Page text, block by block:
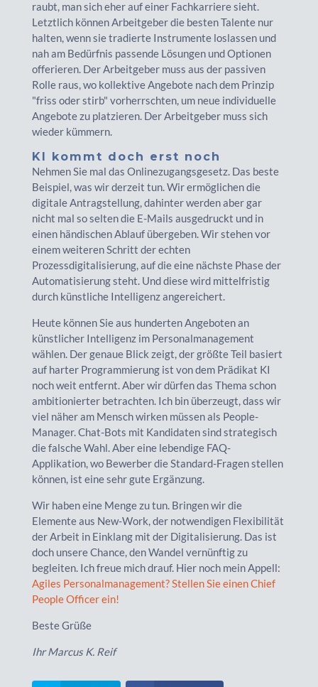
raubt, man sich eher auf einer Fachkarriere sieht.
Letztlich können Arbeitgeber die besten Talente nur
halten, wenn sie tradierte Instrumente loslassen und
nah am Bedürfnis passende Lösungen und Optionen
offerieren. Der Arbeitgeber muss aus der passiven
Rolle raus, wo kollektive Angebote nach dem Prinzip
"friss oder stirb" vorherrschten, um neue individuelle
Angebote zu platzieren. Der Arbeitgeber muss sich
wieder kümmern.
KI kommt doch erst noch
Nehmen Sie mal das Onlinezugangsgesetz. Das beste
Beispiel, was wir derzeit tun. Wir ermöglichen die
digitale Antragstellung, dahinter werden aber gar
nicht mal so selten die E-Mails ausgedruckt und in
einen händischen Ablauf übergeben. Wir stehen vor
einem weiteren Schritt der echten
Prozessdigitalisierung, auf die eine nächste Phase der
Automatisierung steht. Und diese wird mittelfristig
durch künstliche Intelligenz angereichert.
Heute können Sie aus hunderten Angeboten an
künstlicher Intelligenz im Personalmanagement
wählen. Der genaue Blick zeigt, der größte Teil basiert
auf harter Programmierung ist von dem Prädikat KI
noch weit entfernt. Aber wir dürfen das Thema schon
ambitionierter betrachten. Ich bin überzeugt, dass wir
viel näher am Mensch wirken müssen als People-
Manager. Chat-Bots mit Kandidaten sind strategisch
die falsche Wahl. Aber eine lebendige FAQ-
Applikation, wo Bewerber die Standard-Fragen stellen
können, ist eine sehr gute Ergänzung.
Wir haben eine Menge zu tun. Bringen wir die
Elemente aus New-Work, der notwendigen Flexibilität
der Arbeit in Einklang mit der Digitalisierung. Das ist
doch unsere Chance, den Wandel vernünftig zu
begleiten. Ich freue mich drauf. Hier noch mein Appell:
Agiles Personalmanagement? Stellen Sie einen Chief
People Officer ein!
Beste Grüße
Ihr Marcus K. Reif